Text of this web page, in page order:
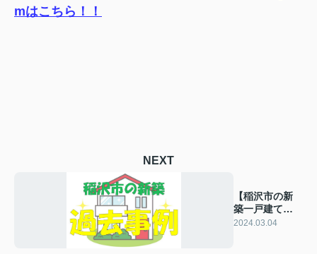
mはこちら！！
NEXT
【稲沢市の新
築一戸建て】
過去の販売事
2024.03.04